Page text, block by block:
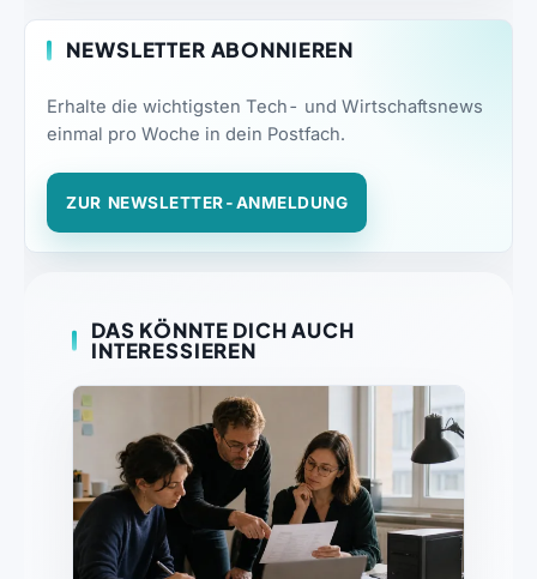
NEWSLETTER ABONNIEREN
Erhalte die wichtigsten Tech- und Wirtschaftsnews
einmal pro Woche in dein Postfach.
ZUR NEWSLETTER-ANMELDUNG
DAS KÖNNTE DICH AUCH
INTERESSIEREN